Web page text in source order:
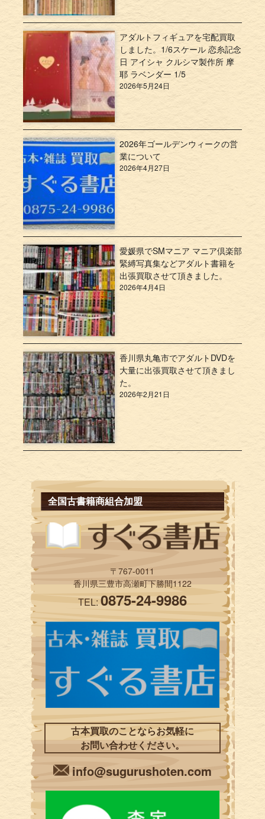
アダルトフィギュアを宅配買取
しました。1/6スケール 恋糸記念
日 アイシャ クルシマ製作所 摩
耶 ラベンダー 1/5
2026年5月24日
2026年ゴールデンウィークの営
業について
2026年4月27日
愛媛県でSMマニア マニア倶楽部
緊縛写真集などアダルト書籍を
出張買取させて頂きました。
2026年4月4日
香川県丸亀市でアダルトDVDを
大量に出張買取させて頂きまし
た。
2026年2月21日
全国古書籍商組合加盟
〒767-0011
香川県三豊市高瀬町下勝間1122
TEL:0875-24-9986
古本買取のことならお気軽に
お問い合わせください。
info@sugurushoten.com